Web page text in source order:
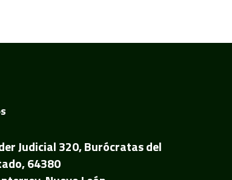
Judicial 320, Burócratas del
64380